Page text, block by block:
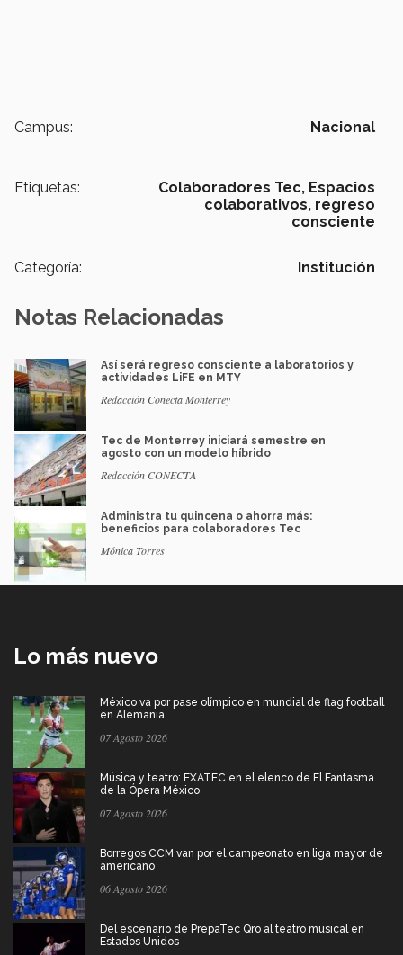
Campus: Nacional
Etiquetas: Colaboradores Tec, Espacios
colaborativos, regreso
consciente
Categoría: Institución
Notas Relacionadas
Así será regreso consciente a laboratorios y
actividades LiFE en MTY
Redacción Conecta Monterrey
Tec de Monterrey iniciará semestre en
agosto con un modelo híbrido
Redacción CONECTA
Administra tu quincena o ahorra más:
beneficios para colaboradores Tec
Mónica Torres
Lo más nuevo
México va por pase olímpico en mundial de flag football
en Alemania
07 Agosto 2026
Música y teatro: EXATEC en el elenco de El Fantasma
de la Ópera México
07 Agosto 2026
Borregos CCM van por el campeonato en liga mayor de
americano
06 Agosto 2026
Del escenario de PrepaTec Qro al teatro musical en
Estados Unidos